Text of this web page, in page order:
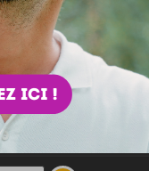
100 euros en
? Hop, un
pour les joyeux